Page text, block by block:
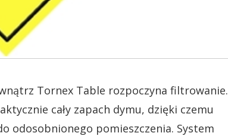
Tornex Table rozpoczyna filtrowanie.
cały zapach dymu, dzięki czemu
odosobnionego pomieszczenia. System